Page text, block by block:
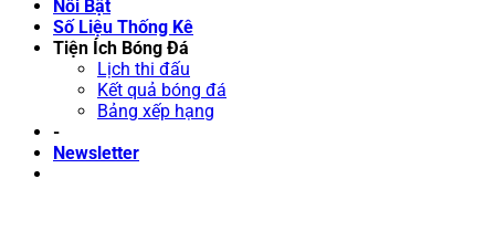
Nổi Bật
Số Liệu Thống Kê
Tiện Ích Bóng Đá
Lịch thi đấu
Kết quả bóng đá
Bảng xếp hạng
-
Newsletter